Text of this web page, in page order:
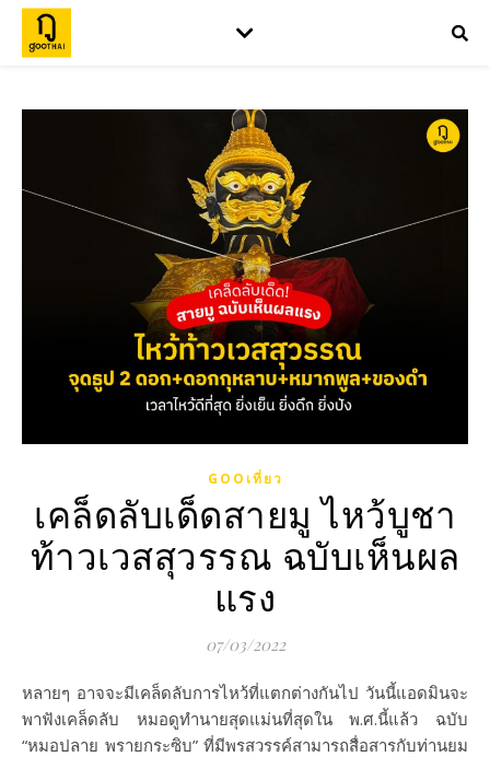
GOOเที่ยว
เคล็ดลับเด็ดสายมู ไหว้บูชา
ท้าวเวสสุวรรณ ฉบับเห็นผล
แรง
07/03/2022
หลายๆ อาจจะมีเคล็ดลับการไหว้ที่แตกต่างกันไป วันนี้แอดมินจะ
พาฟังเคล็ดลับ หมอดูทำนายสุดแม่นที่สุดใน พ.ศ.นี้แล้ว ฉบับ
“หมอปลาย พรายกระซิบ” ที่มีพรสวรรค์สามารถสื่อสารกับท่านยม